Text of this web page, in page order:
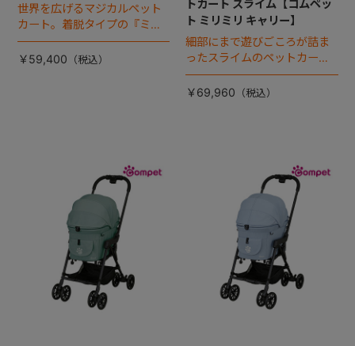
世界を広げるマジカルペット
カート。着脱タイプの『ミリ
ミリ キャリー』 からアースカ
ラーが登場！
￥59,400
トカート スライム【コムペッ
ト ミリミリ キャリー】
細部にまで遊びごころが詰ま
ったスライムのペットカー
ト。
￥69,960